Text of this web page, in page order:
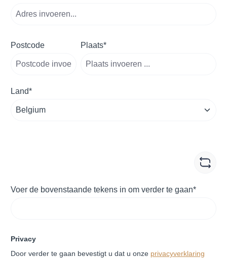
Postcode Plaats*
Land*
Voer de bovenstaande tekens in om verder te gaan*
Privacy
Door verder te gaan bevestigt u dat u onze privacyverklaring